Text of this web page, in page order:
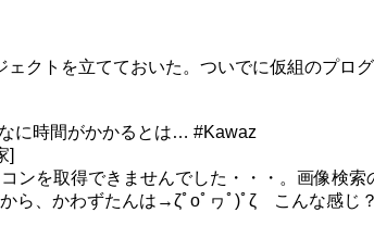
クトを立てておいた。ついでに仮組のプロ
に時間がかかるとは… #Kawaz
]
ンを取得できませんでした・・・。画像検
ら、かわずたんは→ζﾟoﾟヮﾟ)ﾟζ こんな感じ